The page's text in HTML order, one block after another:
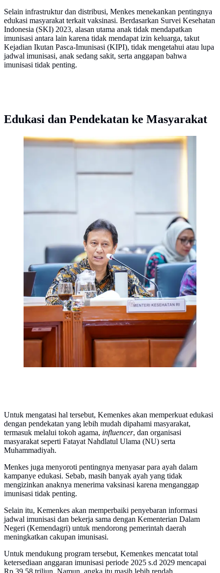
Selain infrastruktur dan distribusi, Menkes menekankan pentingnya
edukasi masyarakat terkait vaksinasi. Berdasarkan Survei Kesehatan
Indonesia (SKI) 2023, alasan utama anak tidak mendapatkan
imunisasi antara lain karena tidak mendapat izin keluarga, takut
Kejadian Ikutan Pasca-Imunisasi (KIPI), tidak mengetahui atau lupa
jadwal imunisasi, anak sedang sakit, serta anggapan bahwa
imunisasi tidak penting.
Edukasi dan Pendekatan ke Masyarakat
Menteri Kesehatan Republik Indonesia, Budi Gunadi
Sadikin, Beberkan Langkah Penting Demi Imunisasi
Untuk mengatasi hal tersebut, Kemenkes akan memperkuat edukasi
dengan pendekatan yang lebih mudah dipahami masyarakat,
termasuk melalui tokoh agama, influencer, dan organisasi
masyarakat seperti Fatayat Nahdlatul Ulama (NU) serta
Muhammadiyah.
Menkes juga menyoroti pentingnya menyasar para ayah dalam
kampanye edukasi. Sebab, masih banyak ayah yang tidak
mengizinkan anaknya menerima vaksinasi karena menganggap
imunisasi tidak penting.
Selain itu, Kemenkes akan memperbaiki penyebaran informasi
jadwal imunisasi dan bekerja sama dengan Kementerian Dalam
Negeri (Kemendagri) untuk mendorong pemerintah daerah
meningkatkan cakupan imunisasi.
Untuk mendukung program tersebut, Kemenkes mencatat total
ketersediaan anggaran imunisasi periode 2025 s.d 2029 mencapai
Rp 39,58 triliun. Namun, angka itu masih lebih rendah